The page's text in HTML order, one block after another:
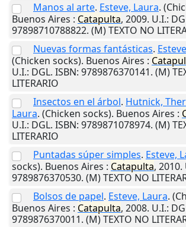
Manos al arte. Esteve, Laura.
Buenos Aires : Catapulta, 2009. U.I.:
97898710788822. (M) TEXTO NO
Nuevas formas fantásticas.
(Chicken socks). Buenos Aires :
U.I.: DGL. ISBN: 9789876370141. (M)
LITERARIO
Insectos en el árbol. Hutnick,
Laura. (Chicken socks). Buenos Aires :
U.I.: DGL. ISBN: 9789871078974. (M)
LITERARIO
Puntadas súper simples. Esteve,
socks). Buenos Aires : Catapulta, 2010.
9789876370530. (M) TEXTO NO
Bolsos de papel. Esteve, Laura.
Buenos Aires : Catapulta, 2008. U.I.:
9789876370011. (M) TEXTO NO